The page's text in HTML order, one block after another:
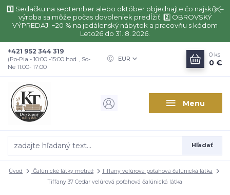
1️⃣ Sedačku na september alebo október objednajte čo najskôr –
výroba sa môže počas dovoleniek predĺžiť. 2️⃣ OBROVSKÝ
VÝPREDAJ: −20 % na jedálenský nábytok a pracovňu s kódom
Leto26 do 31. 8. 2026.
Menu
EUR
Hľadať
+421 952 344 319
(Po-Pia - 10:00 -15:00 hod. , So-
Ne 11:00- 17:00
0 ks
0 €
Úvod Čalúnické látky metráž
Tiffany velúrová poťahová čalúnická látka
Tiffany 37 Cedar velúrová poťahová čalúnická látka